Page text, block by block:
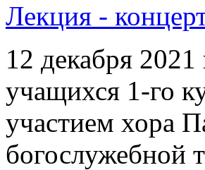
Лекция -
12 декабря 2021
учащихся 1-го
участием хора
богослужебной